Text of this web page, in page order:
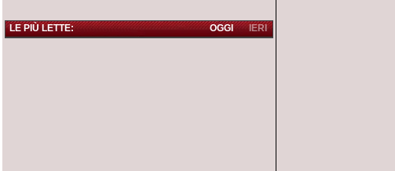
LE PIÙ LETTE: IERI
OGGI